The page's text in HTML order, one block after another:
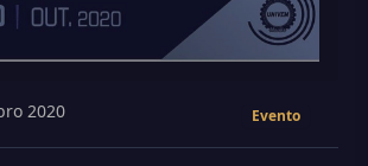
2020 Evento